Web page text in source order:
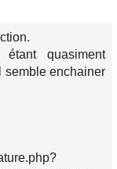
quasiment
semble enchainer